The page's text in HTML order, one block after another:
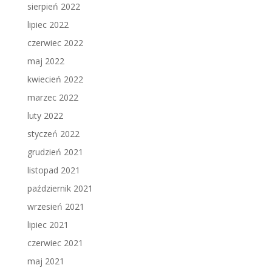
sierpień 2022
lipiec 2022
czerwiec 2022
maj 2022
kwiecień 2022
marzec 2022
luty 2022
styczeń 2022
grudzień 2021
listopad 2021
październik 2021
wrzesień 2021
lipiec 2021
czerwiec 2021
maj 2021